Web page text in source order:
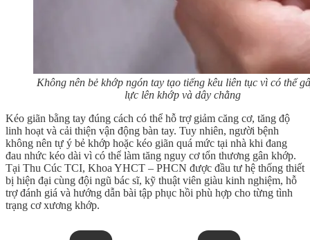
Không nên bẻ khớp ngón tay tạo tiếng kêu liên tục vì có thể
lực lên khớp và dây chằng
Kéo giãn bằng tay đúng cách có thể hỗ trợ giảm căng cơ, tăng độ
linh hoạt và cải thiện vận động bàn tay. Tuy nhiên, người bệnh
không nên tự ý bẻ khớp hoặc kéo giãn quá mức tại nhà khi đang
đau nhức kéo dài vì có thể làm tăng nguy cơ tổn thương gân khớp.
Tại Thu Cúc TCI, Khoa YHCT – PHCN được đầu tư hệ thống thiết
bị hiện đại cùng đội ngũ bác sĩ, kỹ thuật viên giàu kinh nghiệm, hỗ
trợ đánh giá và hướng dẫn bài tập phục hồi phù hợp cho từng tình
trạng cơ xương khớp.